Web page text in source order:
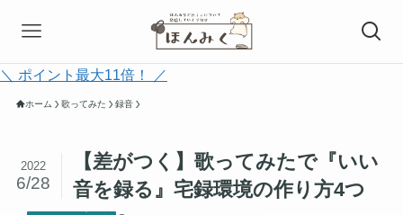
＼ ポイント最大11倍！ ／
ホーム 歌ってみた 録音
【差がつく】歌ってみたで『いい
音を録る』宅録環境の作り方4つ
2022
6/28